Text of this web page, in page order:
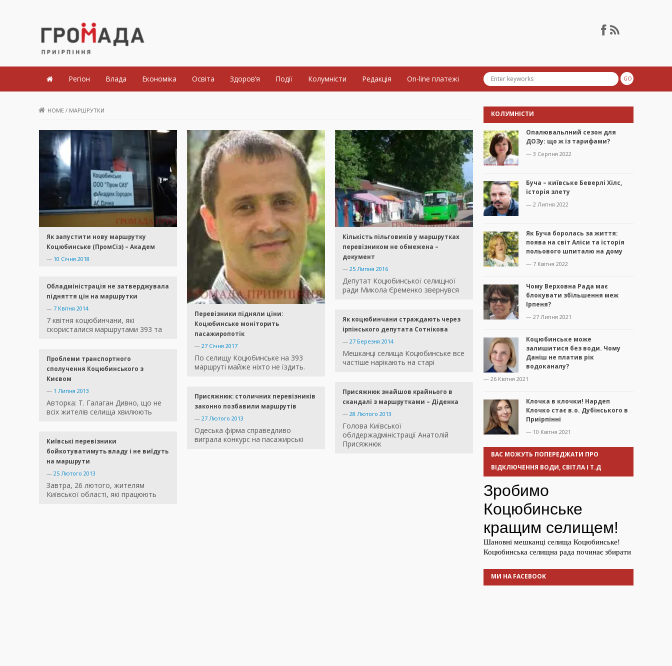
Громада Приірпіння
Регіон Влада Економіка Освіта Здоров’я Події Колумністи Редакція On-line платежі
HOME / МАРШРУТКИ
Як запустити нову маршрутку
Коцюбинське (ПромСіз) – Академ
— 10 Січня 2018
Перевізники підняли ціни:
Коцюбинське моніторить
пасажиропотік
— 27 Січня 2017
По селищу Коцюбинське на 393
маршруті майже ніхто не їздить.
Кількість пільговиків у маршрутках
перевізником не обмежена –
документ
— 25 Липня 2016
Депутат Коцюбинської селищної
ради Микола Єременко звернувся
Обладміністрація не затверджувала
підняття цін на маршрутки
— 7 Квітня 2014
7 квітня коцюбинчани, які
скористалися маршрутами 393 та
Як коцюбинчани страждають через
ірпінського депутата Сотнікова
— 27 Березня 2014
Мешканці селища Коцюбинське все
частіше нарікають на старі
Проблеми транспортного
сполучення Коцюбинського з
Києвом
— 1 Липня 2013
Авторка: Т. Галаган Дивно, що не
всіх жителів селища хвилюють
Присяжнюк знайшов крайнього в
скандалі з маршрутками – Діденка
— 28 Лютого 2013
Голова Київської
облдержадміністрації Анатолій
Присяжнюк
Присяжнюк: столичних перевізників
законно позбавили маршрутів
— 27 Лютого 2013
Одеська фірма справедливо
виграла конкурс на пасажирські
Київські перевізники
бойкотуватимуть владу і не виїдуть
на маршрути
— 25 Лютого 2013
Завтра, 26 лютого, жителям
Київської області, які працюють
КОЛУМНІСТИ
Опалювальлний сезон для
ДОЗу: що ж із тарифами?
— 3 Серпня 2022
Буча – київське Беверлі Хілс,
історія злету
— 2 Липня 2022
Як Буча боролась за життя:
поява на світ Аліси та історія
польового шпиталю на дому
— 7 Квітня 2022
Чому Верховна Рада має
блокувати збільшення меж
Ірпеня?
— 27 Липня 2021
Коцюбинське може
залишитися без води. Чому
Даніш не платив рік
водоканалу?
— 26 Квітня 2021
Клочка в клочки! Нардеп
Клочко стає в.о. Дубінського в
Приірпінні
— 10 Квітня 2021
ВАС МОЖУТЬ ПОПЕРЕДЖАТИ ПРО
ВІДКЛЮЧЕННЯ ВОДИ, СВІТЛА І Т.Д
МИ НА FACEBOOK